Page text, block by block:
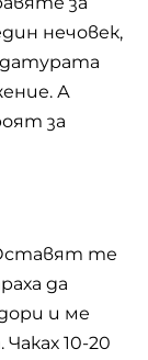
нечовек,
А
за
те
да
и ме
10-20